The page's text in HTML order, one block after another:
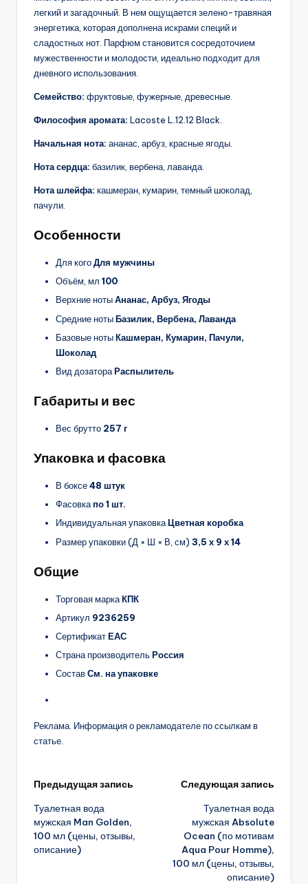
легкий и загадочный. В нем ощущается зелено-травяная
энергетика, которая дополнена искрами специй и
сладостных нот. Парфюм становится сосредоточием
мужественности и молодости, идеально подходит для
дневного использования.
Семейство: фруктовые, фужерные, древесные.
Философия аромата: Lacoste L.12.12 Black.
Начальная нота: ананас, арбуз, красные ягоды.
Нота сердца: базилик, вербена, лаванда.
Нота шлейфа: кашмеран, кумарин, темный шоколад,
пачули.
Особенности
Для когоДля мужчины
Объём, мл 100
Верхние нотыАнанас, Арбуз, Ягоды
Средние нотыБазилик, Вербена, Лаванда
Базовые нотыКашмеран, Кумарин, Пачули,
Шоколад
Вид дозатораРаспылитель
Габариты и вес
Вес брутто 257 г
Упаковка и фасовка
В боксе48 штук
Фасовкапо 1 шт.
Индивидуальная упаковкаЦветная коробка
Размер упаковки (Д × Ш × В, см) 3,5 х 9 х 14
Общие
Торговая маркаКПК
Артикул 9236259
СертификатЕАС
Страна производительРоссия
СоставСм. на упаковке
Реклама. Информация о рекламодателе по ссылкам в
статье.
Навигация
записи
Предыдущая запись
Туалетная вода
мужская Man Golden,
100 мл (цены, отзывы,
описание)
Следующая запись
Туалетная вода
мужская Absolute
Ocean (по мотивам
Aqua Pour Homme),
100 мл (цены, отзывы,
описание)